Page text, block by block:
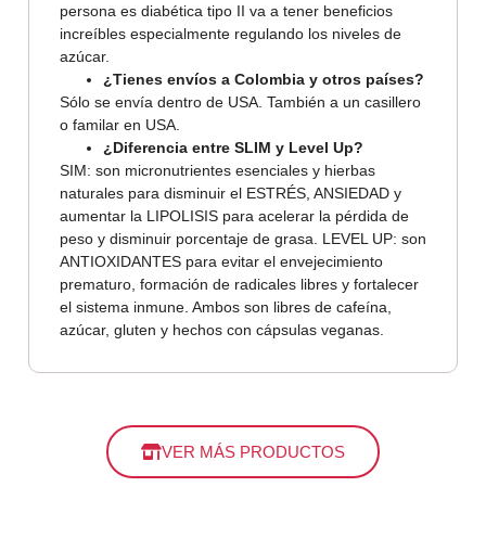
persona es diabética tipo II va a tener beneficios
increíbles especialmente regulando los niveles de
azúcar.
¿Tienes envíos a Colombia y otros países?
Sólo se envía dentro de USA. También a un casillero
o familar en USA.
¿Diferencia entre SLIM y Level Up?
SIM: son micronutrientes esenciales y hierbas
naturales para disminuir el ESTRÉS, ANSIEDAD y
aumentar la LIPOLISIS para acelerar la pérdida de
peso y disminuir porcentaje de grasa. LEVEL UP: son
ANTIOXIDANTES para evitar el envejecimiento
prematuro, formación de radicales libres y fortalecer
el sistema inmune. Ambos son libres de cafeína,
azúcar, gluten y hechos con cápsulas veganas.
VER MÁS PRODUCTOS